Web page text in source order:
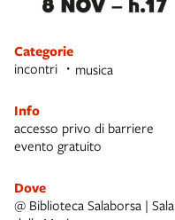
Categorie
incontri musica
Info
accesso privo di barriere
evento gratuito
Dove
@ Biblioteca Salaborsa | Sala